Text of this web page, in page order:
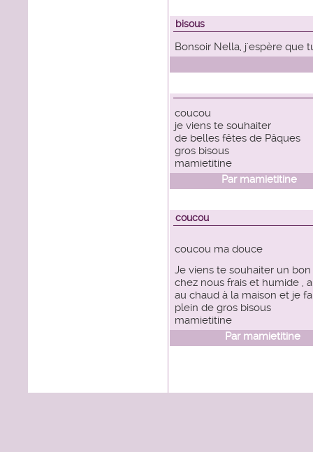
bisous
Bonsoir Nella, j'espère que
coucou
je viens te souhaiter
de belles fêtes de Pâques
gros bisous
mamietitine
Par mamietitinele
coucou
coucou ma douce
Je viens te souhaiter un
chez nous frais et humide ,
au chaud à la maison et je
plein de gros bisous
mamietitine
Par mamietitinele